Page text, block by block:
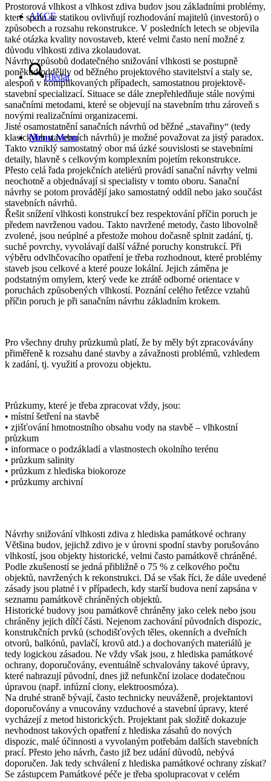
AKCE
Hledat
Menu Menu
Prostorová vlhkost a vlhkost zdiva budov jsou základními problémy,
které spolu se statikou ovlivňují rozhodování majitelů (investorů) o
způsobech a rozsahu rekonstrukce. V posledních letech se objevila
také otázka kvality novostaveb, které velmi často není možné z
důvodu vlhkosti zdiva zkolaudovat.
Návrhy způsobů dodatečného snižování vlhkosti se postupně
poněkud oddělily od běžného projektového stavitelství a staly se,
alespoň v komplikovaných případech, samostatnou projektově-
stavební specializací. Situace se dále znepřehledňuje stále novými
sanačními metodami, které se objevují na stavebním trhu zároveň s
novými realizačními organizacemi.
Jisté osamostatnění sanačních návrhů od běžné „stavařiny“ (tedy
klasických stavebních návrhů) je možné považovat za jistý paradox.
Takto vzniklý samostatný obor má úzké souvislosti se stavebními
detaily, hlavně s celkovým komplexním pojetím rekonstrukce.
Přesto celá řada projekčních ateliérů provádí sanační návrhy velmi
neochotně a objednávají si specialisty v tomto oboru. Sanační
návrhy se potom provádějí jako samostatný oddíl nebo jako součást
stavebních návrhů.
Řešit snížení vlhkosti konstrukcí bez respektování příčin poruch je
předem navrženou vadou. Takto navržené metody, často libovolně
zvolené, jsou neúplné a přestože mohou dočasně splnit zadání, tj.
suché povrchy, vyvolávají další vážné poruchy konstrukcí. Při
výběru odvlhčovacího opatření je třeba rozhodnout, které problémy
staveb jsou celkové a které pouze lokální. Jejich záměna je
podstatným omylem, který vede ke ztrátě odborné orientace v
poruchách způsobených vlhkostí. Poznání celého řetězce vztahů
příčin poruch je při sanačním návrhu základním krokem.
Pro všechny druhy průzkumů platí, že by měly být zpracovávány
přiměřeně k rozsahu dané stavby a závažnosti problémů, vzhledem
k zadání, tj. využití a provozu objektu.
Průzkumy, které je třeba zpracovat vždy, jsou:
• místní šetření na stavbě
• zjišťování hmotnostního obsahu vody na stavbě – vlhkostní
průzkum
• informace o podzákladí a vlastnostech okolního terénu
• průzkum salinity
• průzkum z hlediska biokoroze
• průzkumy archivní
Návrhy snižování vlhkosti zdiva z hlediska památkové ochrany
Většina budov, jejichž zdivo je v úrovni spodní stavby porušováno
vlhkostí, jsou objekty historické, velmi často památkově chráněné.
Podle zkušeností se jedná přibližně o 75 % z celkového počtu
objektů, navržených k rekonstrukci. Dá se však říci, že dále uvedené
zásady jsou platné i v případech, kdy starší budova není zapsána v
seznamu památkově chráněných objektů.
Historické budovy jsou památkově chráněny jako celek nebo jsou
chráněny jejich dílčí části. Nejenom zachování původních dispozic,
konstrukčních prvků (schodišťových těles, okenních a dveřních
otvorů, balkónů, pavlačí, krovů atd.) a dochovaných materiálů je
tedy logickou zásadou. Ne vždy však jsou, z hlediska památkové
ochrany, doporučovány, eventuálně schvalovány takové úpravy,
které nahrazují původní, dnes již nefunkční izolace dodatečnou
úpravou (např. infúzní clony, elektroosmóza).
Na druhé straně bývají, často technicky neuváženě, projektantovi
doporučovány a vnucovány vzduchové a stavební úpravy, které
vycházejí z metod historických. Projektant pak složitě dokazuje
nevhodnost takových opatření z hlediska zásahů do nových
dispozic, malé účinnosti a vyvolaným potřebám dalších stavebních
prací. Přesto jeho návrh, často již bez udání důvodů, nebývá
doporučen. Jak tedy schválení z hlediska památkové ochrany získat?
Se zástupcem Památkové péče je třeba spolupracovat v celém